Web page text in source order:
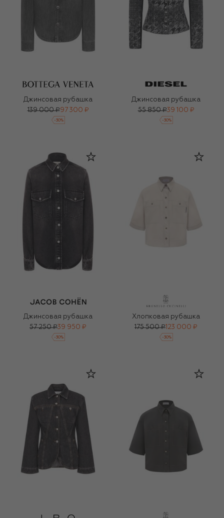
Джинсовая рубашка
139 000 ₽97 300 ₽
-30%
Джинсовая рубашка
55 850 ₽39 100 ₽
-30%
Джинсовая рубашка
57 250 ₽39 950 ₽
-30%
Хлопковая рубашка
175 500 ₽ 123 000 ₽
-30%